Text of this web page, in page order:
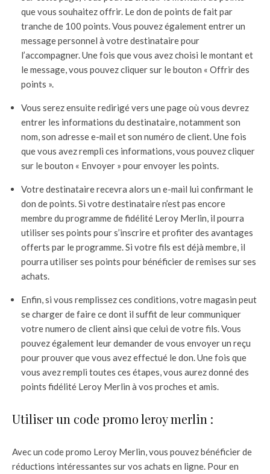
que vous souhaitez offrir. Le don de points de fait par
tranche de 100 points. Vous pouvez également entrer un
message personnel à votre destinataire pour
l’accompagner. Une fois que vous avez choisi le montant et
le message, vous pouvez cliquer sur le bouton « Offrir des
points ».
Vous serez ensuite redirigé vers une page où vous devrez
entrer les informations du destinataire, notamment son
nom, son adresse e-mail et son numéro de client. Une fois
que vous avez rempli ces informations, vous pouvez cliquer
sur le bouton « Envoyer » pour envoyer les points.
Votre destinataire recevra alors un e-mail lui confirmant le
don de points. Si votre destinataire n’est pas encore
membre du programme de fidélité Leroy Merlin, il pourra
utiliser ses points pour s’inscrire et profiter des avantages
offerts par le programme. Si votre fils est déjà membre, il
pourra utiliser ses points pour bénéficier de remises sur ses
achats.
Enfin, si vous remplissez ces conditions, votre magasin peut
se charger de faire ce dont il suffit de leur communiquer
votre numero de client ainsi que celui de votre fils. Vous
pouvez également leur demander de vous envoyer un reçu
pour prouver que vous avez effectué le don. Une fois que
vous avez rempli toutes ces étapes, vous aurez donné des
points fidélité Leroy Merlin à vos proches et amis.
Utiliser un code promo leroy merlin :
Avec un code promo Leroy Merlin, vous pouvez bénéficier de
réductions intéressantes sur vos achats en ligne. Pour en